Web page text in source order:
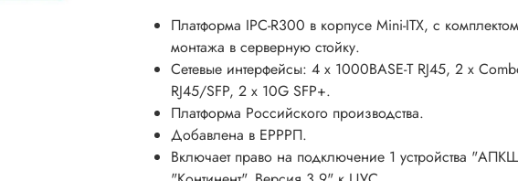
Платформа IPC-R300 в корпусе Mini-ITX, с
монтажа в серверную стойку.
Сетевые интерфейсы: 4 x 1000BASE-T RJ45, 2 x
RJ45/SFP, 2 x 10G SFP+.
Платформа Российского производства.
Добавлена в ЕРРРП.
Включает право на подключение 1 устройства